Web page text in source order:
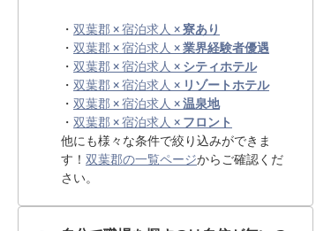
・ 双葉郡 × 宿泊求人 ×寮あり
・ 双葉郡 × 宿泊求人 ×業界経験者優遇
・ 双葉郡 × 宿泊求人 × シティホテル
・ 双葉郡 × 宿泊求人 × リゾートホテル
・ 双葉郡 × 宿泊求人 ×温泉地
・ 双葉郡 × 宿泊求人 × フロント
他にも様々な条件で絞り込みができま
す！ 双葉郡の一覧ページからご確認くだ
さい。